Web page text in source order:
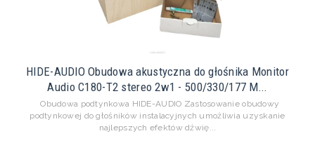
HIDE-AUDIO Obudowa akustyczna do głośnika Monitor
Audio C180-T2 stereo 2w1 - 500/330/177 M...
Obudowa podtynkowa HIDE-AUDIO Zastosowanie obudowy
podtynkowej do głośników instalacyjnych umożliwia uzyskanie
najlepszych efektów dźwię...